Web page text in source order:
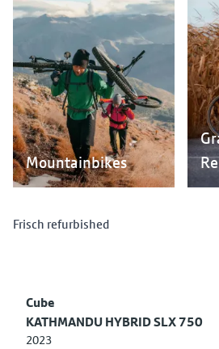
Mountainbikes
Frisch refurbished
Cube
KATHMANDU HYBRID SLX 750
2023